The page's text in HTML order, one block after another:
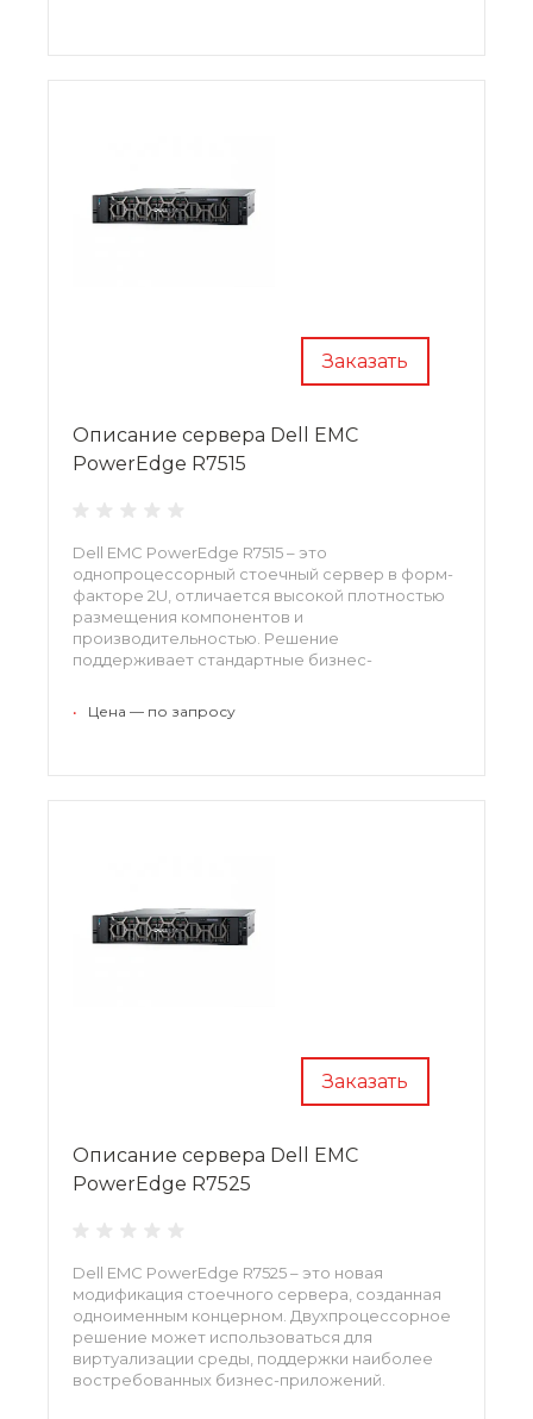
Заказать
Описание сервера Dell EMC
PowerEdge R7515
Dell EMC PowerEdge R7515 – это
однопроцессорный стоечный сервер в форм-
факторе 2U, отличается высокой плотностью
размещения компонентов и
производительностью. Решение
поддерживает стандартные бизнес-
потребностям организации.
• Цена — по запросу
Заказать
Описание сервера Dell EMC
PowerEdge R7525
Dell EMC PowerEdge R7525 – это новая
модификация стоечного сервера, созданная
одноименным концерном. Двухпроцессорное
решение может использоваться для
виртуализации среды, поддержки наиболее
востребованных бизнес-приложений.